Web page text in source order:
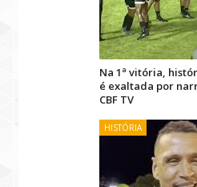
Na 1ª vitória,
é exaltada por
CBF TV
HISTÓRIA